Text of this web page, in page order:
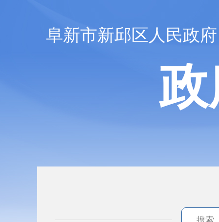
阜新市新邱区人民政府